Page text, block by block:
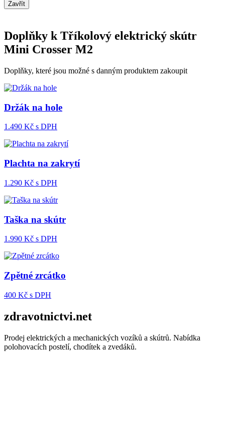
Zavřít
Doplňky k Tříkolový elektrický skútr
Mini Crosser M2
Doplňky, které jsou možné s danným produktem zakoupit
Držák na hole
1.490 Kč s DPH
Plachta na zakrytí
1.290 Kč s DPH
Taška na skútr
1.990 Kč s DPH
Zpětné zrcátko
400 Kč s DPH
zdravotnictvi.net
Prodej elektrických a mechanických vozíků a skútrů. Nabídka
polohovacích postelí, chodítek a zvedáků.